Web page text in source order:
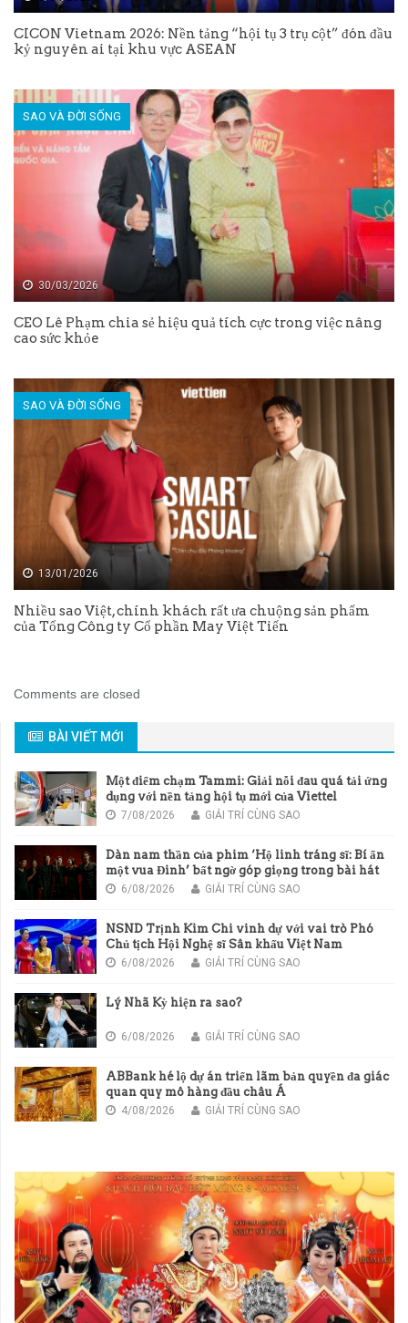
CICON Vietnam 2026: Nền tảng “hội tụ 3 trụ cột” đón đầu
kỷ nguyên ai tại khu vực ASEAN
SAO VÀ ĐỜI SỐNG
30/03/2026
CEO Lê Phạm chia sẻ hiệu quả tích cực trong việc nâng
cao sức khỏe
SAO VÀ ĐỜI SỐNG
13/01/2026
Nhiều sao Việt, chính khách rất ưa chuộng sản phẩm
của Tổng Công ty Cổ phần May Việt Tiến
Comments are closed
BÀI VIẾT MỚI
Một điểm chạm Tammi: Giải nỗi đau quá tải ứng
dụng với nền tảng hội tụ mới của Viettel
7/08/2026 GIẢI TRÍ CÙNG SAO
Dàn nam thần của phim ‘Hộ linh tráng sĩ: Bí ẩn
một vua Đinh’ bất ngờ góp giọng trong bài hát
chủ đề của phim
6/08/2026 GIẢI TRÍ CÙNG SAO
NSND Trịnh Kim Chi vinh dự với vai trò Phó
Chủ tịch Hội Nghệ sĩ Sân khấu Việt Nam
6/08/2026 GIẢI TRÍ CÙNG SAO
Lý Nhã Kỳ hiện ra sao?
6/08/2026 GIẢI TRÍ CÙNG SAO
ABBank hé lộ dự án triển lãm bản quyền đa giác
quan quy mô hàng đầu châu Á
4/08/2026 GIẢI TRÍ CÙNG SAO